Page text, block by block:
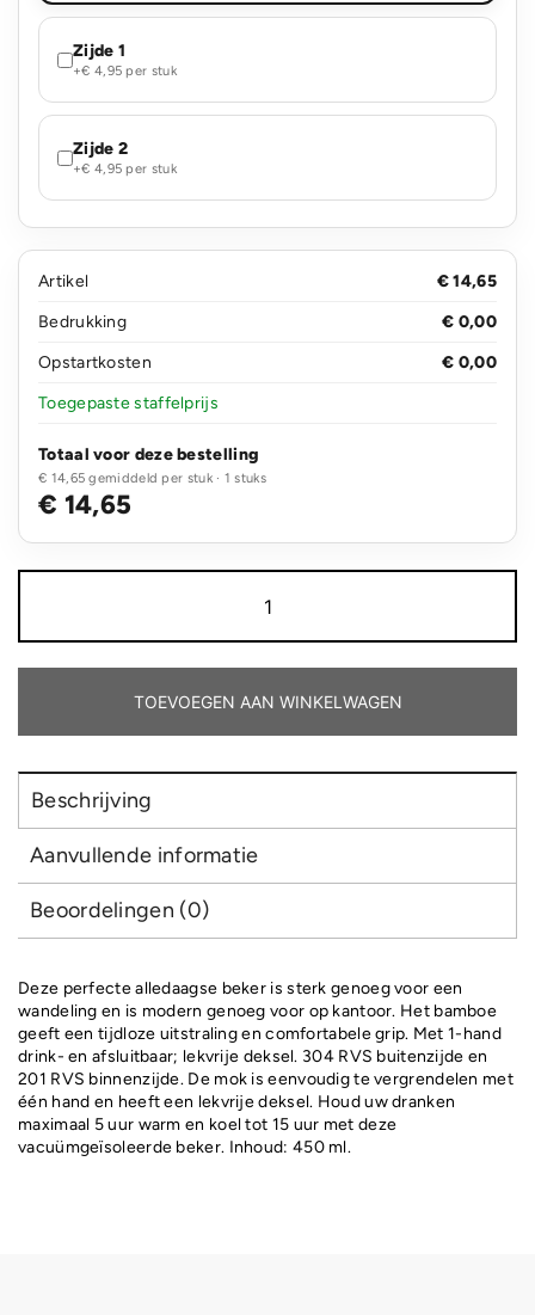
Zijde 1
+€ 4,95 per stuk
Zijde 2
+€ 4,95 per stuk
Artikel
€ 14,65
Bedrukking
€ 0,00
Opstartkosten
€ 0,00
Toegepaste staffelprijs
Totaal voor deze bestelling
€ 14,65 gemiddeld per stuk · 1 stuks
€ 14,65
bamboe
koffiebeker
aantal
TOEVOEGEN AAN WINKELWAGEN
Beschrijving
Aanvullende informatie
Beoordelingen (0)
Deze perfecte alledaagse beker is sterk genoeg voor een
wandeling en is modern genoeg voor op kantoor. Het bamboe
geeft een tijdloze uitstraling en comfortabele grip. Met 1-hand
drink- en afsluitbaar; lekvrije deksel. 304 RVS buitenzijde en
201 RVS binnenzijde. De mok is eenvoudig te vergrendelen met
één hand en heeft een lekvrije deksel. Houd uw dranken
maximaal 5 uur warm en koel tot 15 uur met deze
vacuümgeïsoleerde beker. Inhoud: 450 ml.